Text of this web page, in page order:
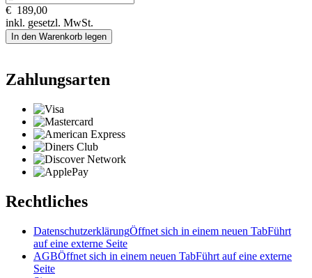
€ 189,00
inkl. gesetzl. MwSt.
In den Warenkorb legen
Zahlungsarten
Rechtliches
DatenschutzerklärungÖffnet sich in einem neuen TabFührt
auf eine externe Seite
AGBÖffnet sich in einem neuen TabFührt auf eine externe
Seite